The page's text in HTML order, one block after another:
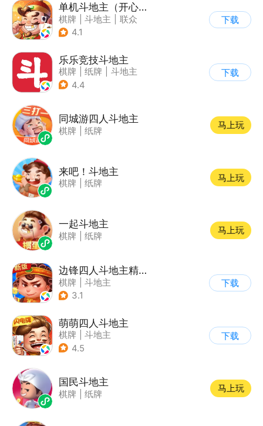
单机斗地主（开心版）
棋牌 斗地主
联众
4.1
下载
乐乐竞技斗地主
棋牌 纸牌
斗地主
4.4
下载
同城游四人斗地主
棋牌 纸牌
马上玩
来吧！斗地主
棋牌 纸牌
马上玩
一起斗地主
棋牌 纸牌
马上玩
边锋四人斗地主精简版
棋牌
斗地主
3.1
下载
萌萌四人斗地主
棋牌
斗地主
4.5
下载
国民斗地主
棋牌 纸牌
马上玩